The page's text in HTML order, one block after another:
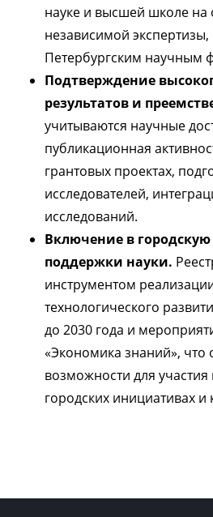
науке и высшей школе на
независимой
Петербургским научным
Подтверждение
результатов и
учитываются научные
публикационная
грантовых проектах,
исследователей,
исследований.
Включение в городскую
поддержки науки.
инструментом
технологического
до 2030 года и
«Экономика знаний», что
возможности для
городских инициативах